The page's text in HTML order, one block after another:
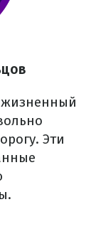
жизненный
Эти